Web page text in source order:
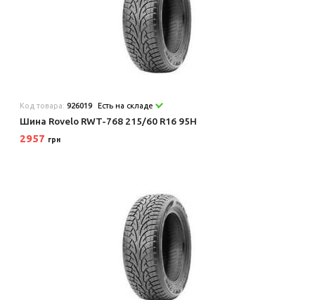
Код товара:926019 Есть на складе
Шина Rovelo RWT-768 215/60 R16 95H
2957 грн